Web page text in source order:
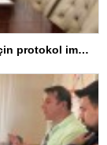
İnegöl’e 7 birimli yeni aile sağlığı merkezi için protokol imzalandı